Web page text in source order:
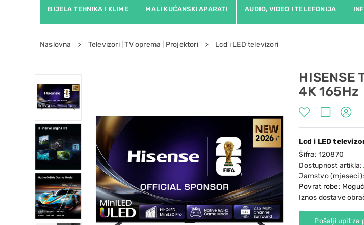
BIJELA TEHNIKA I KLIME MALI KUĆANSKI APARATI AUDIO, VIDEO I TELEFONIJA
Naslovna Televizori | TV oprema | Projektori Lcd i LED televizori
HISENSE
4K 165Hz
Lcd i LED
Šifra: 120870
Dostupnost artikla:
Jamstvo
Povrat robe:
Iznos dostave
Pošalji upit za